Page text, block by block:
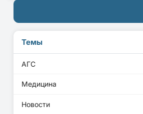
Темы
АГС
Медицина
Новости